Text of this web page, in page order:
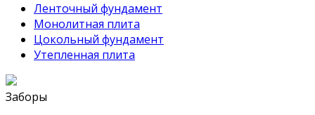
Ленточный фундамент
Монолитная плита
Цокольный фундамент
Утепленная плита
Заборы